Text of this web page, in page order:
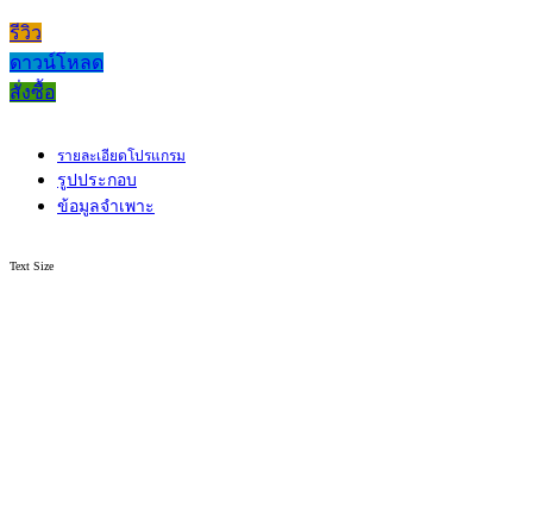
รีวิว
ดาวน์โหลด
สั่งซื้อ
รายละเอียดโปรแกรม
รูปประกอบ
ข้อมูลจำเพาะ
Text Size